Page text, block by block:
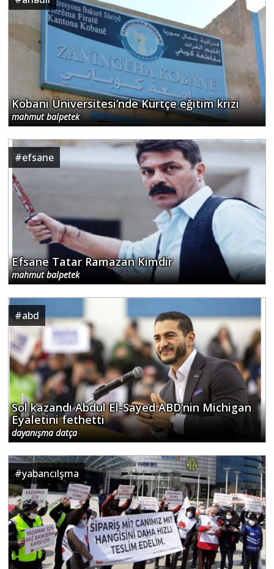
Kobani Üniversitesi’nde Kürtçe eğitim krizi
mahmut balpetek
#efsane
Efsane Tatar Ramazan Kimdir
mahmut balpetek
#abd
Sol kazandı Abdul El-Sayed ABD’nin Michigan
Eyaletini fethetti
dayanışma datça
#yabancılşma